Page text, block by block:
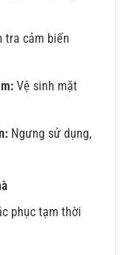
tra cảm biến
Vệ sinh mặt
Ngưng sử dụng,
phục tạm thời